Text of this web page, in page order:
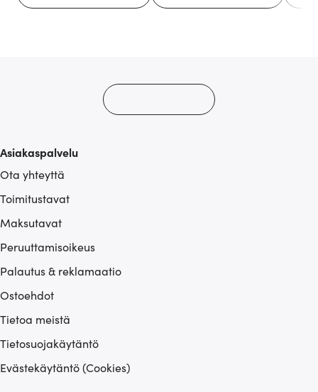
Asiakaspalvelu
Ota yhteyttä
Toimitustavat
Maksutavat
Peruuttamisoikeus
Palautus & reklamaatio
Ostoehdot
Tietoa meistä
Tietosuojakäytäntö
Evästekäytäntö (Cookies)